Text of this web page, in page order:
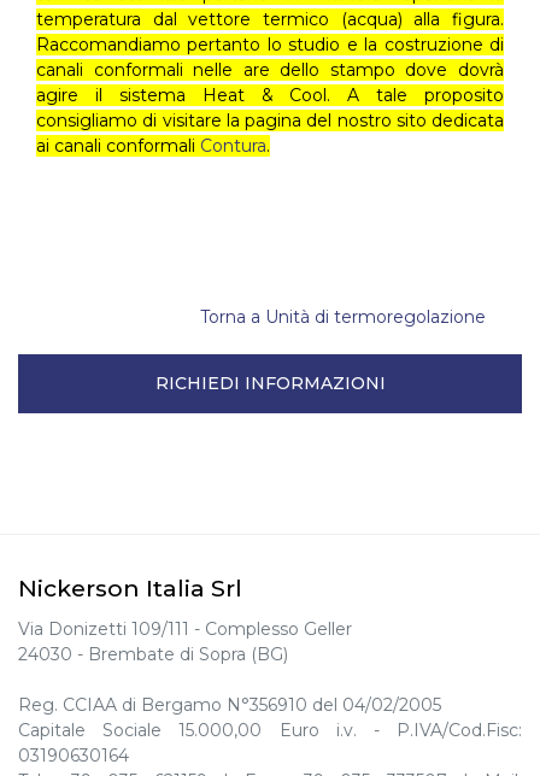
temperatura dal vettore termico (acqua) alla figura.
Raccomandiamo pertanto lo studio e la costruzione di
canali conformali nelle are dello stampo dove dovrà
agire il sistema Heat & Cool. A tale proposito
consigliamo di visitare la pagina del nostro sito dedicata
ai canali conformali Contura.
Torna a Unità di termoregolazione
RICHIEDI INFORMAZIONI
Nickerson Italia Srl
Via Donizetti 109/111 - Complesso Geller
24030 - Brembate di Sopra (BG)
Reg. CCIAA di Bergamo N°356910 del 04/02/2005
Capitale Sociale 15.000,00 Euro i.v. - P.IVA/Cod.Fisc:
03190630164